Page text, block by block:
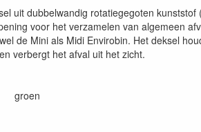
uit dubbelwandig rotatiegegoten kunststof
voor het verzamelen van algemeen
de Mini als Midi Envirobin. Het deksel
verbergt het afval uit het zicht.
groen